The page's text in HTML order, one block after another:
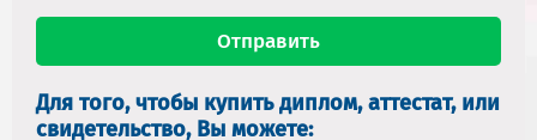
Для того, чтобы купить диплом, аттестат, или
свидетельство, Вы можете: